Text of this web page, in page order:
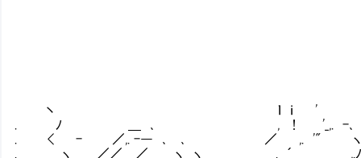
丶 ｌ ｉ '
. ﾉ ＿ ､ , ! '_,. -､
. < - ／,. -― ､ ､ ／ ,. '"
. ヽ ／／ ／ ヽ ヽ . ´ ,.